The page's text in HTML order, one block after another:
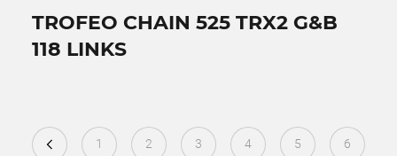
TROFEO CHAIN 525 TRX2 G&B
118 LINKS
1 2 3 4 5 6